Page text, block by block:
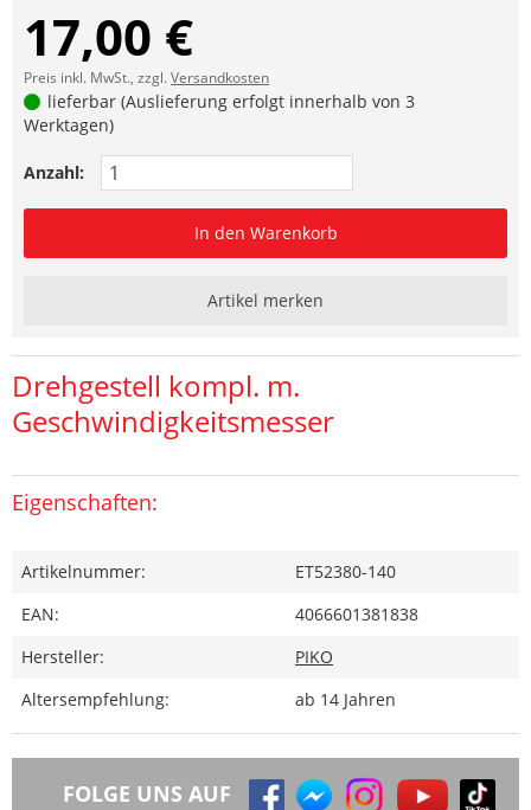
17,00 €
Preis inkl. MwSt., zzgl.Versandkosten
lieferbar (Auslieferung erfolgt innerhalb von 3
Werktagen)
Anzahl:
In den Warenkorb
Artikel merken
Drehgestell kompl. m.
Geschwindigkeitsmesser
Eigenschaften:
Artikelnummer:
ET52380-140
EAN:
4066601381838
Hersteller:
PIKO
Altersempfehlung:
ab 14 Jahren
FOLGE UNS AUF